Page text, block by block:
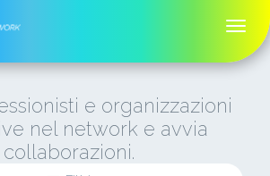
e organizzazioni
nel network e avvia
collaborazioni.